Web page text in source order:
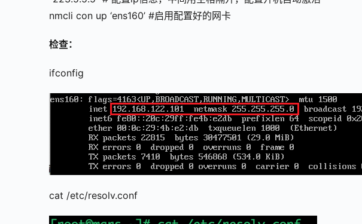
nmcli con up ‘ens160’ #启⽤配置好的⽹卡
检查：
ifconfig
cat /etc/resolv.conf